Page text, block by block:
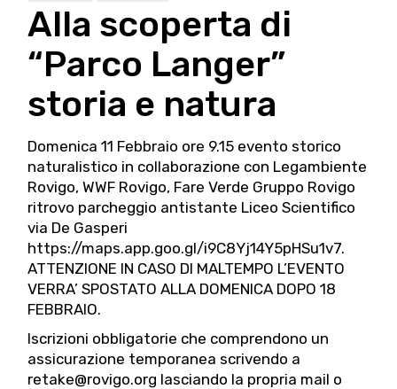
Alla scoperta di
“Parco Langer”
storia e natura
Domenica 11 Febbraio ore 9.15 evento storico
naturalistico in collaborazione con Legambiente
Rovigo, WWF Rovigo, Fare Verde Gruppo Rovigo
ritrovo parcheggio antistante Liceo Scientifico
via De Gasperi
https://maps.app.goo.gl/i9C8Yj14Y5pHSu1v7.
ATTENZIONE IN CASO DI MALTEMPO L’EVENTO
VERRA’ SPOSTATO ALLA DOMENICA DOPO 18
FEBBRAIO.
Iscrizioni obbligatorie che comprendono un
assicurazione temporanea scrivendo a
retake@rovigo.org lasciando la propria mail o